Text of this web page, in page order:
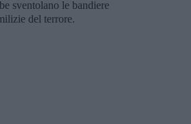
sventolano le bandiere
del terrore.